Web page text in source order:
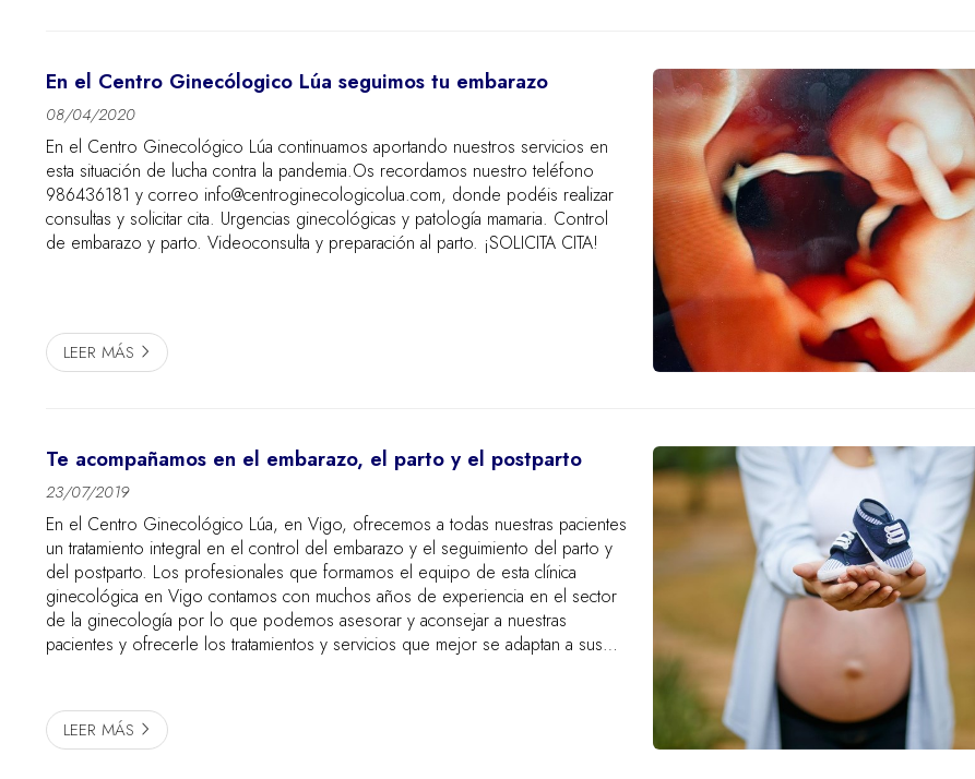
En el Centro Ginecólogico Lúa seguimos tu embarazo
08/04/2020
En el Centro Ginecológico Lúa continuamos aportando nuestros servicios en
esta situación de lucha contra la pandemia.Os recordamos nuestro teléfono
986436181 y correo info@centroginecologicolua.com, donde podéis realizar
consultas y solicitar cita. Urgencias ginecológicas y patología mamaria. Control
de embarazo y parto. Videoconsulta y preparación al parto. ¡SOLICITA CITA!
LEER MÁS
Te acompañamos en el embarazo, el parto y el postparto
23/07/2019
En el Centro Ginecológico Lúa, en Vigo, ofrecemos a todas nuestras pacientes
un tratamiento integral en el control del embarazo y el seguimiento del parto y
del postparto. Los profesionales que formamos el equipo de esta clínica
ginecológica en Vigo contamos con muchos años de experiencia en el sector
de la ginecología por lo que podemos asesorar y aconsejar a nuestras
pacientes y ofrecerle los tratamientos y servicios que mejor se adaptan a sus
LEER MÁS